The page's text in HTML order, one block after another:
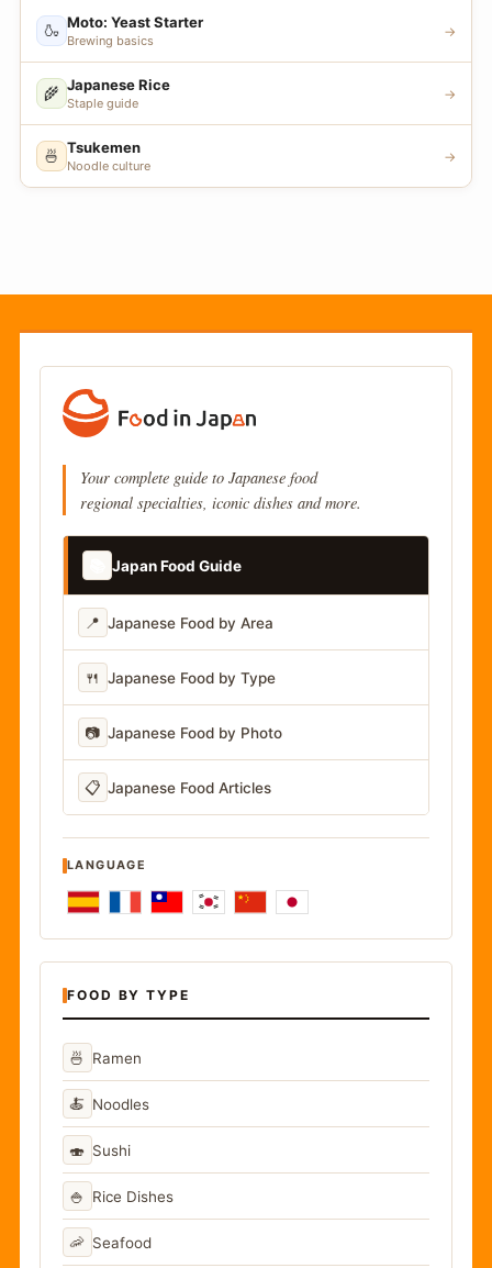
🍶 Moto: Yeast Starter
Brewing basics
→
🌾 Japanese Rice
Staple guide
→
🍜 Tsukemen
Noodle culture
→
Your complete guide to Japanese food
regional specialties, iconic dishes and more.
Japan Food Guide
📍 Japanese Food by Area
🍴 Japanese Food by Type
📷 Japanese Food by Photo
📋 Japanese Food Articles
LANGUAGE
FOOD BY TYPE
🍜 Ramen
🍝 Noodles
🍣 Sushi
🍚 Rice Dishes
🦐 Seafood